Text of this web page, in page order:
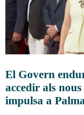
El Govern
accedir als
impulsa a